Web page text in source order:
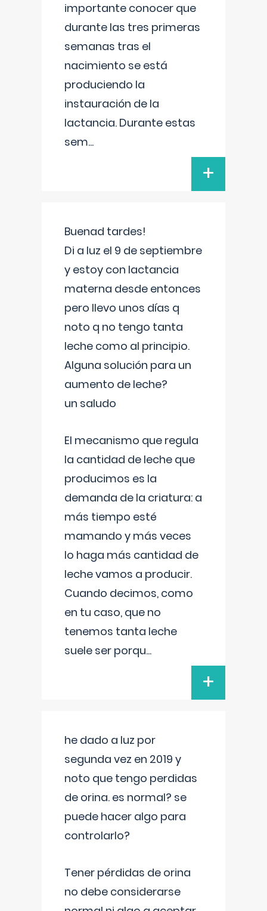
importante conocer que
durante las tres primeras
semanas tras el
nacimiento se está
produciendo la
instauración de la
lactancia. Durante estas
sem...
+
Buenad tardes!
Di a luz el 9 de septiembre
y estoy con lactancia
materna desde entonces
pero llevo unos días q
noto q no tengo tanta
leche como al principio.
Alguna solución para un
aumento de leche?
un saludo
El mecanismo que regula
la cantidad de leche que
producimos es la
demanda de la criatura: a
más tiempo esté
mamando y más veces
lo haga más cantidad de
leche vamos a producir.
Cuando decimos, como
en tu caso, que no
tenemos tanta leche
suele ser porqu...
+
he dado a luz por
segunda vez en 2019 y
noto que tengo perdidas
de orina. es normal? se
puede hacer algo para
controlarlo?
Tener pérdidas de orina
no debe considerarse